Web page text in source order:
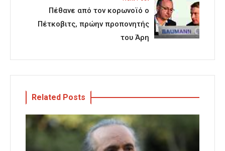
Πέθανε από τον κορωνοϊό ο
Πέτκοβιτς, πρώην προπονητής
του Άρη
Related Posts